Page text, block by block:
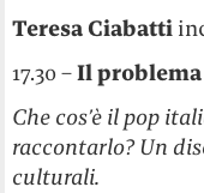
Teresa Ciabatti
17.30 –Il
Che cos’è il pop
raccontarlo? Un
culturali.